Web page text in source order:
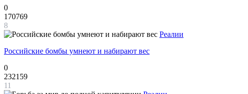
0
170769
8
Реалии
Российские бомбы умнеют и набирают вес
0
232159
11